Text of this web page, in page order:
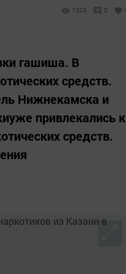
1023 0
гашиша. В
средств.
Нижнекамска и
привлекались к
средств.